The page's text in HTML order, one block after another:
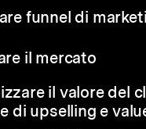
funnel di
il mercato
il valore del
di upselling e